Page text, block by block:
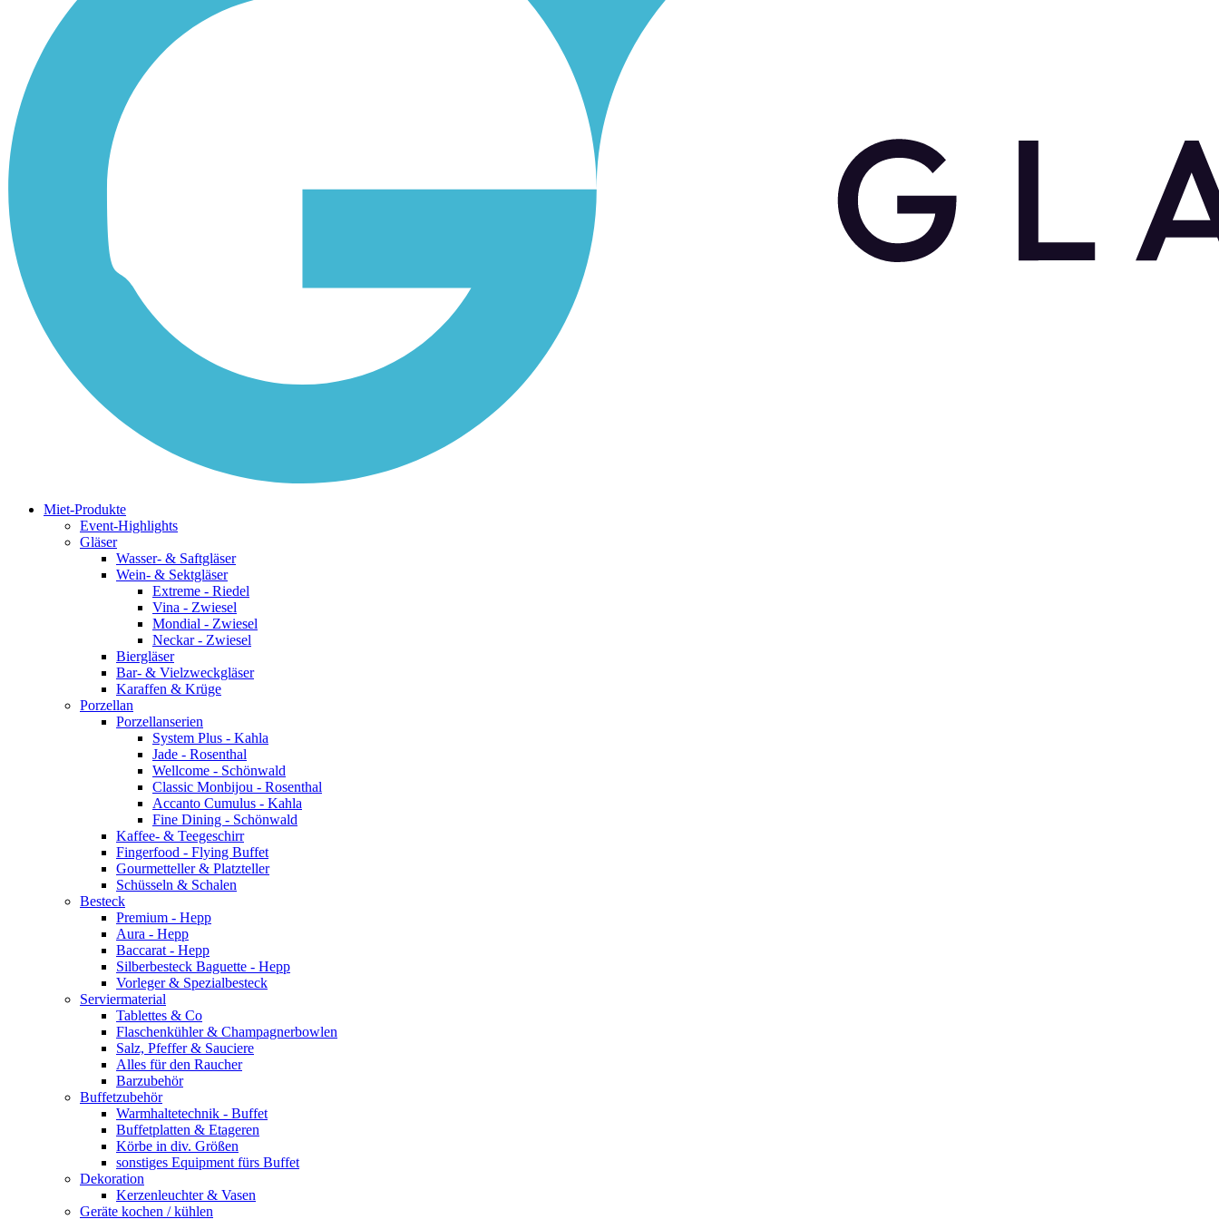
Miet-Produkte
Event-Highlights
Gläser
Wasser- & Saftgläser
Wein- & Sektgläser
Extreme - Riedel
Vina - Zwiesel
Mondial - Zwiesel
Neckar - Zwiesel
Biergläser
Bar- & Vielzweckgläser
Karaffen & Krüge
Porzellan
Porzellanserien
System Plus - Kahla
Jade - Rosenthal
Wellcome - Schönwald
Classic Monbijou - Rosenthal
Accanto Cumulus - Kahla
Fine Dining - Schönwald
Kaffee- & Teegeschirr
Fingerfood - Flying Buffet
Gourmetteller & Platzteller
Schüsseln & Schalen
Besteck
Premium - Hepp
Aura - Hepp
Baccarat - Hepp
Silberbesteck Baguette - Hepp
Vorleger & Spezialbesteck
Serviermaterial
Tablettes & Co
Flaschenkühler & Champagnerbowlen
Salz, Pfeffer & Sauciere
Alles für den Raucher
Barzubehör
Buffetzubehör
Warmhaltetechnik - Buffet
Buffetplatten & Etageren
Körbe in div. Größen
sonstiges Equipment fürs Buffet
Dekoration
Kerzenleuchter & Vasen
Geräte kochen / kühlen